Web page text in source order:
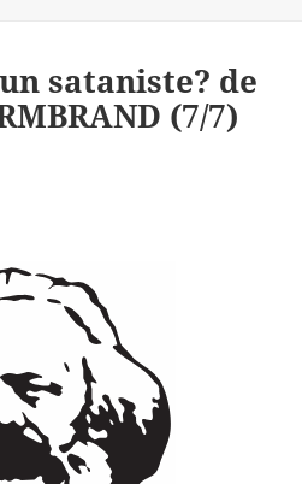
sataniste? de
(7/7)